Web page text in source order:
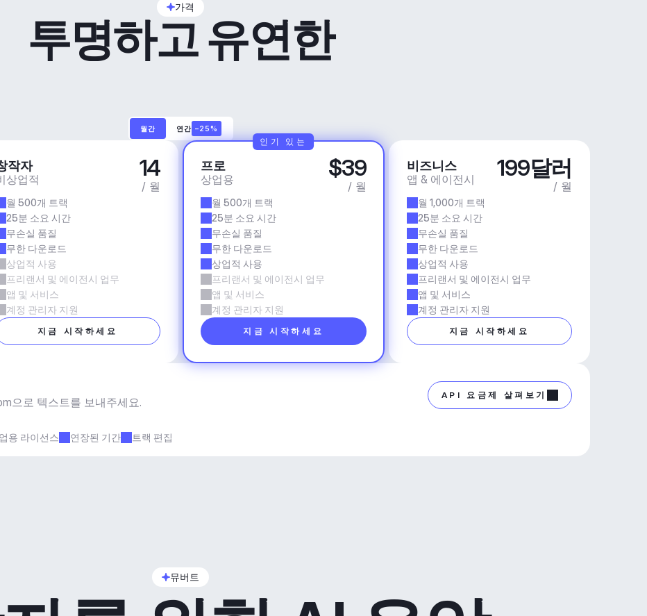
가격
투명하고 유연한
월간 연간 –25%
작자
상업적 14
/ 월
월 500개 트랙
25분 소요 시간
무손실 품질
무한 다운로드
상업적 사용
프리랜서 및 에이전시 업무
앱 및 서비스
계정 관리자 지원
지금 시작하세요
프로
상업용 $39
/ 월
월 500개 트랙
25분 소요 시간
무손실 품질
무한 다운로드
상업적 사용
프리랜서 및 에이전시 업무
앱 및 서비스
계정 관리자 지원
지금 시작하세요
인기 있는
비즈니스
앱 & 에이전시 199달러
/ 월
월 1,000개 트랙
25분 소요 시간
무손실 품질
무한 다운로드
상업적 사용
프리랜서 및 에이전시 업무
앱 및 서비스
계정 관리자 지원
지금 시작하세요
으로 텍스트를 보내주세요.
API 요금제 살펴보기
용 라이선스 연장된 기간 트랙 편집
뮤버트